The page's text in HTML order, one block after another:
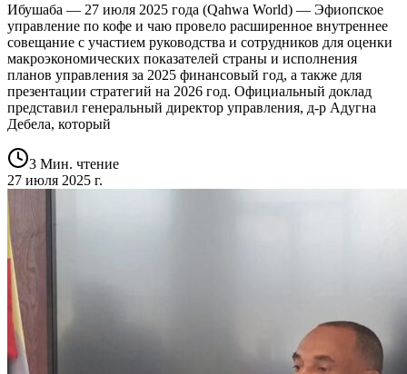
Ибушаба — 27 июля 2025 года (Qahwa World) — Эфиопское
управление по кофе и чаю провело расширенное внутреннее
совещание с участием руководства и сотрудников для оценки
макроэкономических показателей страны и исполнения
планов управления за 2025 финансовый год, а также для
презентации стратегий на 2026 год. Официальный доклад
представил генеральный директор управления, д-р Адугна
Дебела, который
3 Мин. чтение
27 июля 2025 г.